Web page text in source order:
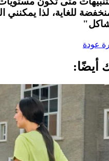
للغاية، لذا
عودة
أيضًا: